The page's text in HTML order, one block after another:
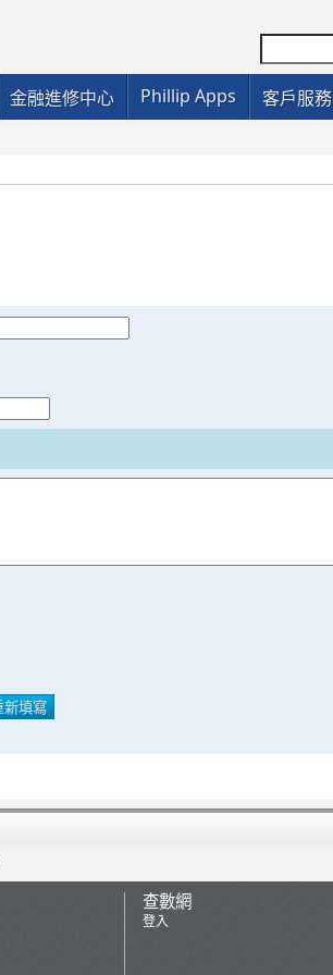
金融進修中心 Phillip Apps 客戶服務
查數網
登入